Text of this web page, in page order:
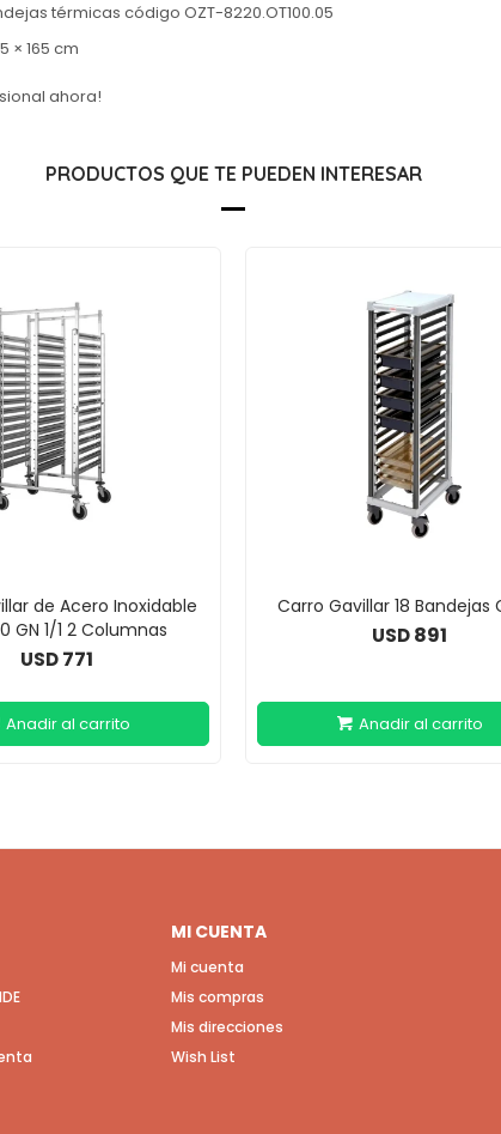
térmicas código OZT-8220.OT100.05
× 165 cm
ahora!
PRODUCTOS QUE TE PUEDEN INTERESAR
de Acero Inoxidable
GN 1/1 2 Columnas
USD771
Carro Gavillar 18 Bandejas
USD891
MI CUENTA
Mi cuenta
Mis compras
Mis direcciones
Wish List